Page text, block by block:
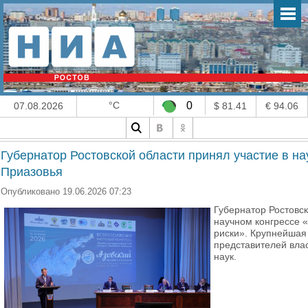
07.08.2026 °C 0 $ 81.41 € 94.06
Губернатор Ростовской области принял участие в
Приазовья
Опубликовано 19.06.2026 07:23
Губернатор
научном конгрессе
риски».
представителей
наук.